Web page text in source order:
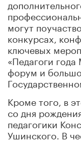
могут
конкурсах,
ключевых
«Педагоги
форум и
Кроме того, в
со дня
педагогики
Ушинского. В